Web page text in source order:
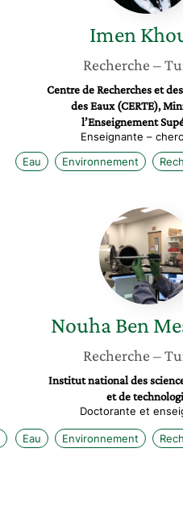
Imen
Recherche –
Centre de Recherches et
des Eaux (CERTE),
l’Enseignement
Enseignante –
Eau
Environnement
Nouha
Ben
Nouha Ben
Recherche –
Institut national des
et de
Doctorante et
Eau Environnement